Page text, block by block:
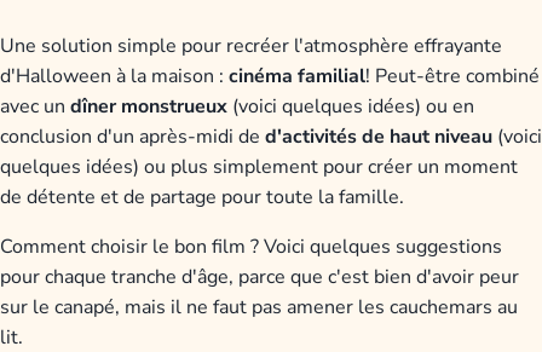
Une solution simple pour recréer l'atmosphère effrayante
d'Halloween à la maison : cinéma familial! Peut-être combiné
avec un dîner monstrueux (voici quelques idées) ou en
conclusion d'un après-midi de d'activités de haut niveau (voici
quelques idées) ou plus simplement pour créer un moment
de détente et de partage pour toute la famille.
Comment choisir le bon film ? Voici quelques suggestions
pour chaque tranche d'âge, parce que c'est bien d'avoir peur
sur le canapé, mais il ne faut pas amener les cauchemars au
lit.